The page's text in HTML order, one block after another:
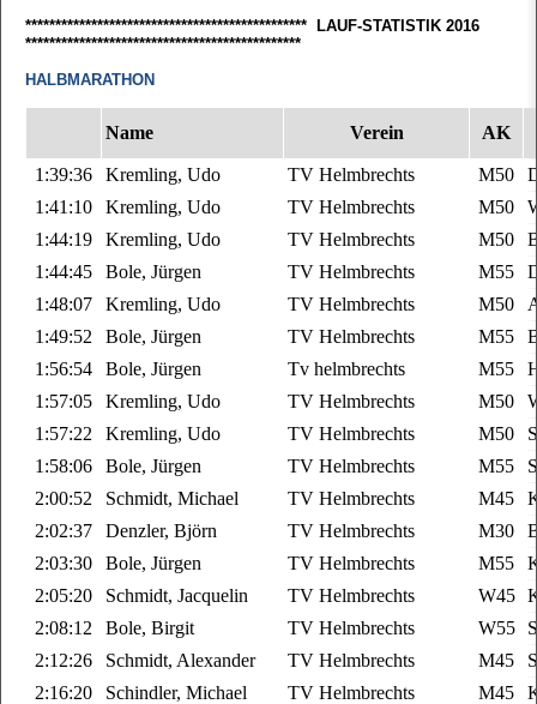
*********************************************** LAUF-STATISTIK 2016
**********************************************
HALBMARATHON
Name Verein AK
1:39:36 Kremling, Udo TV Helmbrechts M50
1:41:10
Kremling, Udo TV Helmbrechts M50
1:44:19
Kremling, Udo TV Helmbrechts M50
1:44:45
Bole, Jürgen TV Helmbrechts M55
1:48:07
Kremling, Udo TV Helmbrechts M50
1:49:52
Bole, Jürgen TV Helmbrechts M55
1:56:54
Bole, Jürgen Tv helmbrechts M55
1:57:05
Kremling, Udo TV Helmbrechts M50
1:57:22
Kremling, Udo TV Helmbrechts M50
1:58:06
Bole, Jürgen TV Helmbrechts M55
2:00:52
Schmidt, Michael TV Helmbrechts M45
2:02:37
Denzler, Björn TV Helmbrechts M30
2:03:30
Bole, Jürgen TV Helmbrechts M55
2:05:20
Schmidt, Jacquelin TV Helmbrechts W45
2:08:12
Bole, Birgit TV Helmbrechts W55
2:12:26
Schmidt, Alexander TV Helmbrechts M45
2:16:20
Schindler, Michael TV Helmbrechts M45